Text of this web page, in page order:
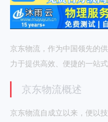
京东物流，作为中国领先的
力于提供高效、便捷的一站式
京东物流概述
京东物流自成立以来，便以